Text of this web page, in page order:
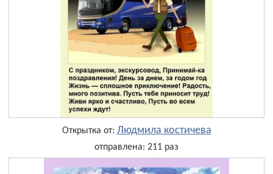
Открытка от: Людмила костичева
отправлена: 211 раз